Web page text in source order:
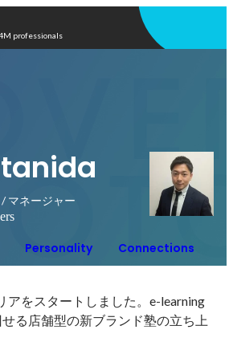
professionals
マネージャー
Personality Connections
アをスタートしました。e-learning
る店舗型の新ブランド塾の立ち上